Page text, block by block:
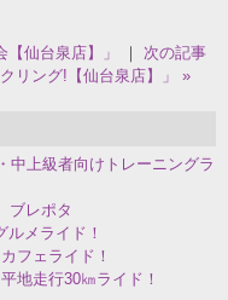
仙台泉店】」 ｜ 次の記事
リング!【仙台泉店】」 »
上級者向けトレーニングラ
ブレポタ
メライド！
フェライド！
走行30㎞ライド！